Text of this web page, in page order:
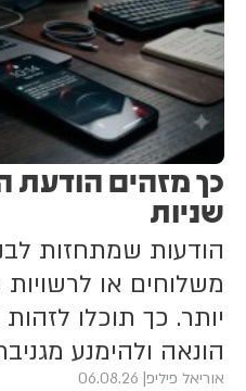
שניות
הודעות שמתחזות
משלוחים או
יותר. כך תוכלו לזהות
הונאה ולהימנע
אוריאל פיליפ 06.08.26